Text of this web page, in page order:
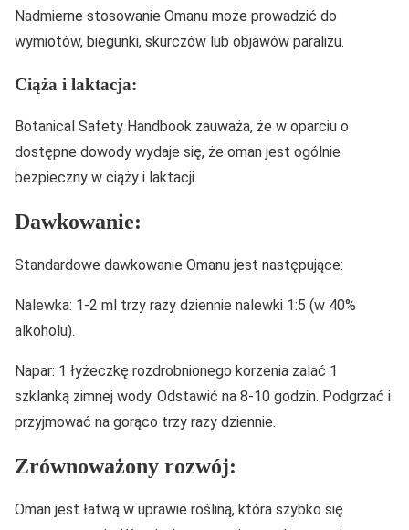
Nadmierne stosowanie Omanu może prowadzić do
wymiotów, biegunki, skurczów lub objawów paraliżu.
Ciąża i laktacja:
Botanical Safety Handbook zauważa, że w oparciu o
dostępne dowody wydaje się, że oman jest ogólnie
bezpieczny w ciąży i laktacji.
Dawkowanie:
Standardowe dawkowanie Omanu jest następujące:
Nalewka: 1-2 ml trzy razy dziennie nalewki 1:5 (w 40%
alkoholu).
Napar: 1 łyżeczkę rozdrobnionego korzenia zalać 1
szklanką zimnej wody. Odstawić na 8-10 godzin. Podgrzać i
przyjmować na gorąco trzy razy dziennie.
Zrównoważony rozwój:
Oman jest łatwą w uprawie rośliną, która szybko się